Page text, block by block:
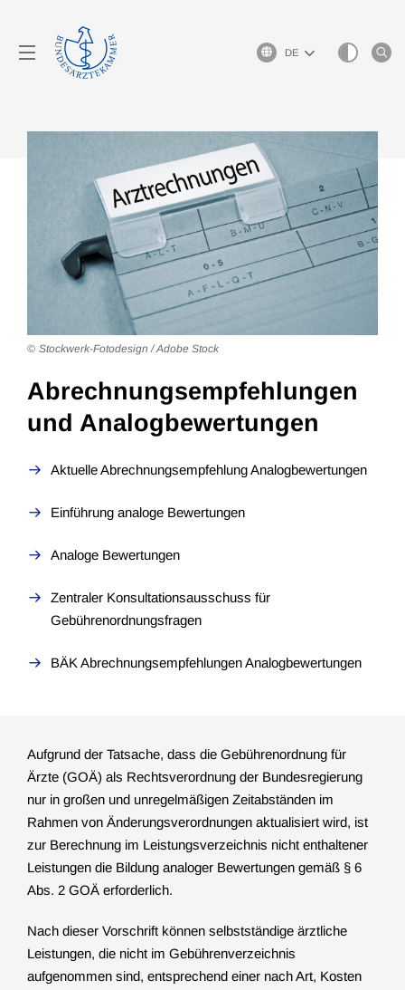
Sprachauswahl
Abrechnungs­empfehlungen
und Analog­bewertungen
Aktuelle Abrechnungsempfehlung Analogbewertungen
Einführung analoge Bewertungen
Analoge Bewertungen
Zentraler Konsultationsausschuss für
Gebührenordnungsfragen
BÄK Abrechnungsempfehlungen Analogbewertungen
Stockwerk-Fotodesign / Adobe Stock
Aufgrund der Tatsache, dass die Gebührenordnung für
Ärzte (GOÄ) als Rechtsverordnung der Bundesregierung
nur in großen und unregelmäßigen Zeitabständen im
Rahmen von Änderungsverordnungen aktualisiert wird, ist
zur Berechnung im Leistungsverzeichnis nicht enthaltener
Leistungen die Bildung analoger Bewertungen gemäß § 6
Abs. 2 GOÄ erforderlich.
Nach dieser Vorschrift können selbstständige ärztliche
Leistungen, die nicht im Gebührenverzeichnis
aufgenommen sind, entsprechend einer nach Art, Kosten